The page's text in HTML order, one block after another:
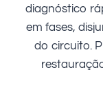
diagnóstico
em fases,
do circuito.